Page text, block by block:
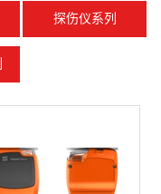
探伤仪系列